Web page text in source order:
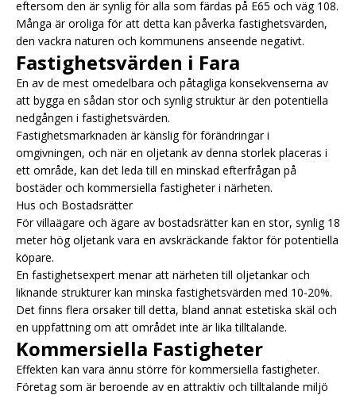
eftersom den är synlig för alla som färdas på E65 och väg 108.
Många är oroliga för att detta kan påverka fastighetsvärden,
den vackra naturen och kommunens anseende negativt.
Fastighetsvärden i Fara
En av de mest omedelbara och påtagliga konsekvenserna av
att bygga en sådan stor och synlig struktur är den potentiella
nedgången i fastighetsvärden.
Fastighetsmarknaden är känslig för förändringar i
omgivningen, och när en oljetank av denna storlek placeras i
ett område, kan det leda till en minskad efterfrågan på
bostäder och kommersiella fastigheter i närheten.
Hus och Bostadsrätter
För villaägare och ägare av bostadsrätter kan en stor, synlig 18
meter hög oljetank vara en avskräckande faktor för potentiella
köpare.
En fastighetsexpert menar att närheten till oljetankar och
liknande strukturer kan minska fastighetsvärden med 10-20%.
Det finns flera orsaker till detta, bland annat estetiska skäl och
en uppfattning om att området inte är lika tilltalande.
Kommersiella Fastigheter
Effekten kan vara ännu större för kommersiella fastigheter.
Företag som är beroende av en attraktiv och tilltalande miljö